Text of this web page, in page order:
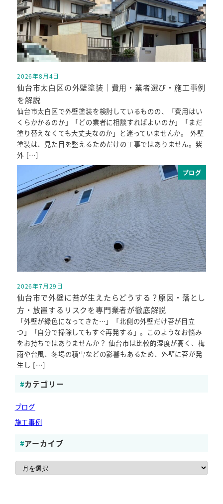
投稿日
2026年8月4日
仙台市太白区の外壁塗装｜費用・業者選び・施工事例
を解説
仙台市太白区で外壁塗装を検討しているものの、「費用はい
くらかかるのか」「どの業者に相談すればよいのか」「まだ
塗り替えなくても大丈夫なのか」と迷っていませんか。 外壁
塗装は、見た目を整えるためだけの工事ではありません。紫
外 […]
ブログ
投稿日
2026年7月29日
仙台市で外壁に苔が生えたらどうする？原因・落とし
方・放置するリスクを専門業者が徹底解説
「外壁が緑色になってきた…」「北側の外壁だけ苔が目立
つ」「自分で掃除してもすぐ再発する」。このようなお悩み
をお持ちではありませんか？ 仙台市は比較的湿度が高く、梅
雨や台風、冬場の積雪などの影響もあるため、外壁に苔が発
生し […]
カテゴリー
ブログ
施工事例
アーカイブ
ー